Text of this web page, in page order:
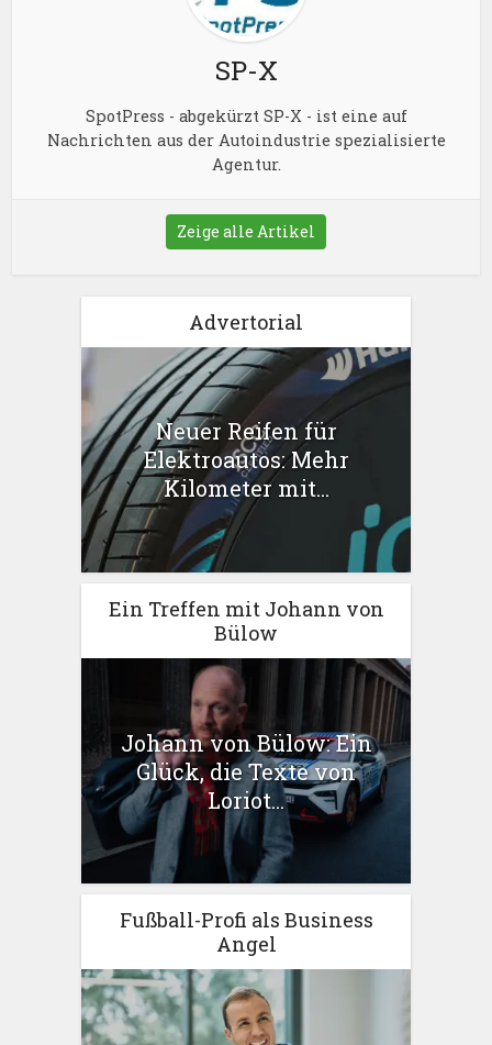
SP-X
SpotPress - abgekürzt SP-X - ist eine auf
Nachrichten aus der Autoindustrie spezialisierte
Agentur.
Zeige alle Artikel
Advertorial
Neuer Reifen für
Elektroautos: Mehr
Kilometer mit...
Ein Treffen mit Johann von
Bülow
Johann von Bülow: Ein
Glück, die Texte von
Loriot...
Fußball-Profi als Business
Angel